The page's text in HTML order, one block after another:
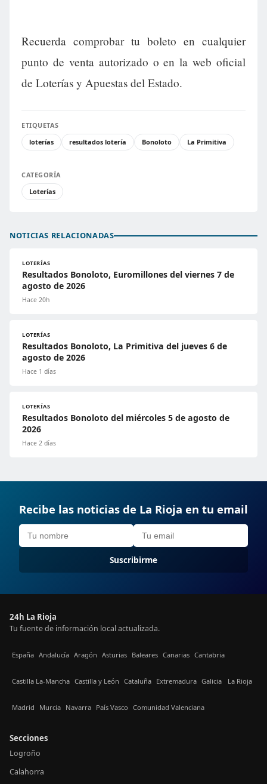
Recuerda comprobar tu boleto en cualquier
punto de venta autorizado o en la web oficial
de Loterías y Apuestas del Estado.
ETIQUETAS
loterías
resultados lotería Bonoloto La Primitiva
CATEGORÍA
Loterías
NOTICIAS RELACIONADAS
LOTERÍAS
Resultados Bonoloto, Euromillones del viernes 7 de
agosto de 2026
Hace 20h
LOTERÍAS
Resultados Bonoloto, La Primitiva del jueves 6 de
agosto de 2026
Hace 1 días
LOTERÍAS
Resultados Bonoloto del miércoles 5 de agosto de
2026
Hace 2 días
Recibe las noticias de La Rioja en tu email
Suscribirme
24h La Rioja
Tu fuente de información local actualizada.
España Andalucía Aragón Asturias Baleares Canarias Cantabria
Castilla La-Mancha Castilla y León Cataluña Extremadura Galicia La Rioja
Madrid Murcia Navarra País Vasco Comunidad Valenciana
Secciones
Logroño
Calahorra